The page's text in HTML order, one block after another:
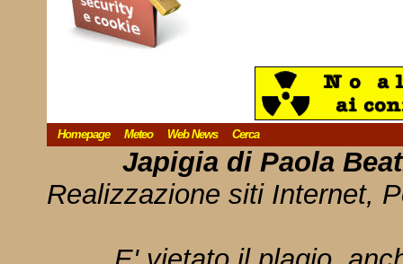
Homepage Meteo Web News Cerca
Japigia di Paola
Realizzazione siti Internet,